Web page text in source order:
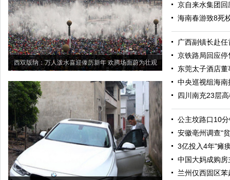
西双版纳：万人泼水喜迎傣历新年 欢腾场面蔚为壮观
京自来水集团
海南春游致8死
广西副镇长赴
京铁路局回应
东莞太子酒店
中央巡视组海
四川南充23层
公主坟路口10
安徽亳州调查“
3亿投入4年"瘫
中国大妈成购
兰州仅西固区